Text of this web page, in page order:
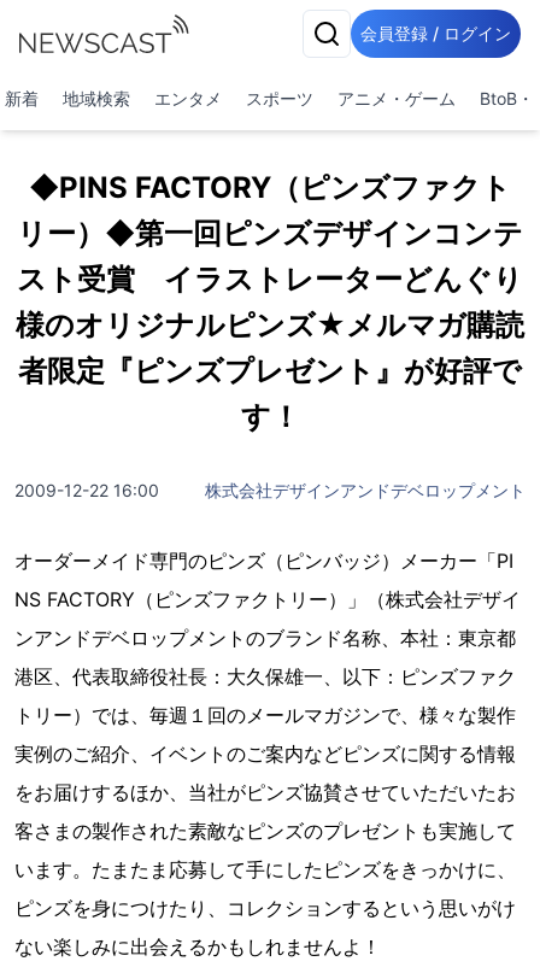
会員登録 / ログイン
新着 地域検索 エンタメ スポーツ アニメ・ゲーム BtoB・
◆PINS FACTORY（ピンズファクト
リー）◆第一回ピンズデザインコンテ
スト受賞 イラストレーターどんぐり
様のオリジナルピンズ★メルマガ購読
者限定『ピンズプレゼント』が好評で
す！
2009-12-22 16:00 株式会社デザインアンドデベロップメント
オーダーメイド専門のピンズ（ピンバッジ）メーカー「PI
NS FACTORY（ピンズファクトリー）」（株式会社デザイ
ンアンドデベロップメントのブランド名称、本社：東京都
港区、代表取締役社長：大久保雄一、以下：ピンズファク
トリー）では、毎週１回のメールマガジンで、様々な製作
実例のご紹介、イベントのご案内などピンズに関する情報
をお届けするほか、当社がピンズ協賛させていただいたお
客さまの製作された素敵なピンズのプレゼントも実施して
います。たまたま応募して手にしたピンズをきっかけに、
ピンズを身につけたり、コレクションするという思いがけ
ない楽しみに出会えるかもしれませんよ！